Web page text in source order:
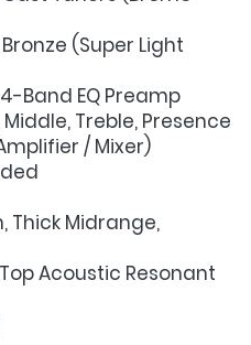
(Super Light
4-Band EQ Preamp
Middle, Treble, Presence
/ Mixer)
Thick Midrange,
Acoustic Resonant